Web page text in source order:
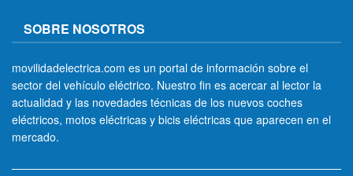
SOBRE NOSOTROS
movilidadelectrica.com es un portal de información sobre el
sector del vehículo eléctrico. Nuestro fin es acercar al lector la
actualidad y las novedades técnicas de los nuevos coches
eléctricos, motos eléctricas y bicis eléctricas que aparecen en el
mercado.